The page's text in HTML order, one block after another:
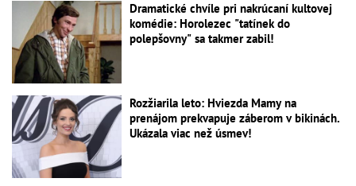
Dramatické chvíle pri nakrúcaní kultovej
komédie: Horolezec "tatínek do
polepšovny" sa takmer zabil!
Rozžiarila leto: Hviezda Mamy na
prenájom prekvapuje záberom v bikinách.
Ukázala viac než úsmev!